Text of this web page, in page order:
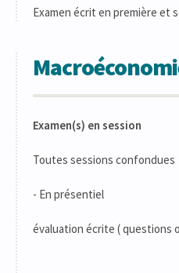
Examen écrit en première et
Examen(s) en session
Toutes sessions confondues
- En présentiel
évaluation écrite ( questions